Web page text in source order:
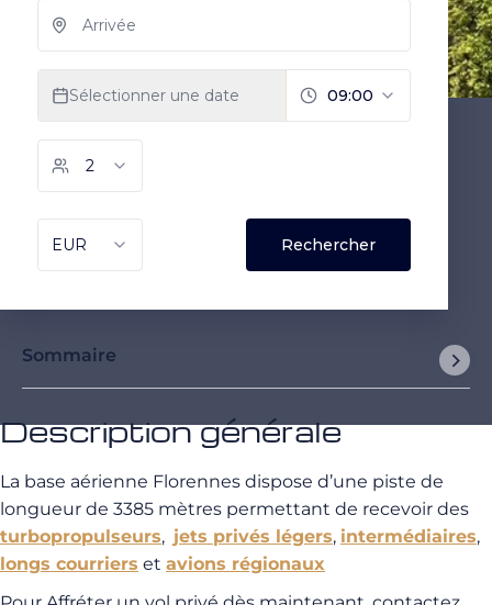
Sommaire
Description générale
La base aérienne Florennes dispose d’une piste de
longueur de 3385 mètres permettant de recevoir des
turbopropulseurs, jets privés légers, intermédiaires,
longs courriers et avions régionaux